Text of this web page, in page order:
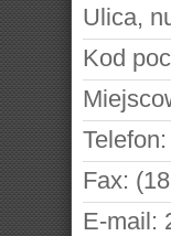
Ulica,
Kod
Telefon:
Fax:
E-mail: